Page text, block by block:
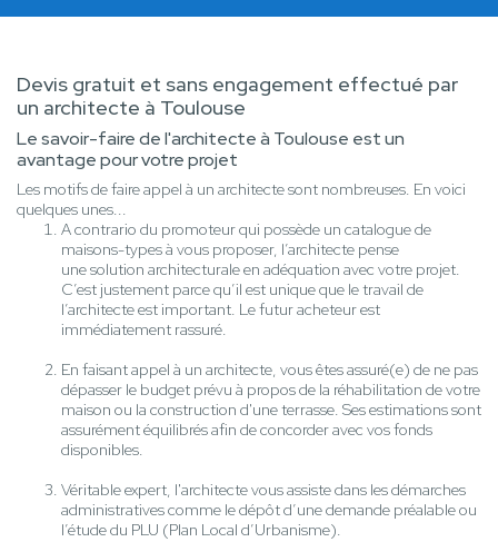
Devis gratuit et sans engagement effectué par
un architecte à Toulouse
Le savoir-faire de l'architecte à Toulouse est un
avantage pour votre projet
Les motifs de faire appel à un architecte sont nombreuses. En voici
quelques unes...
A contrario du promoteur qui possède un catalogue de
maisons-types à vous proposer, l’architecte pense
une solution architecturale en adéquation avec votre projet.
C’est justement parce qu’il est unique que le travail de
l’architecte est important. Le futur acheteur est
immédiatement rassuré.
En faisant appel à un architecte, vous êtes assuré(e) de ne pas
dépasser le budget prévu à propos de la réhabilitation de votre
maison ou la construction d'une terrasse. Ses estimations sont
assurément équilibrés afin de concorder avec vos fonds
disponibles.
Véritable expert, l'architecte vous assiste dans les démarches
administratives comme le dépôt d’une demande préalable ou
l’étude du PLU (Plan Local d’Urbanisme).